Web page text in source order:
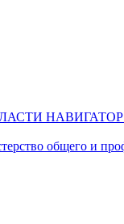
общего и